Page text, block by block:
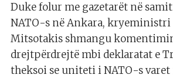
Duke folur me gazetarët në
NATO-s në Ankara,
Mitsotakis shmangu
drejtpërdrejtë mbi deklaratat e
theksoi se uniteti i NATO-s